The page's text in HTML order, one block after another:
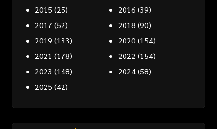
2015 (25) 2016 (39)
2017 (52) 2018 (90)
2019 (133) 2020 (154)
2021 (178) 2022 (154)
2023 (148) 2024(58)
2025 (42)